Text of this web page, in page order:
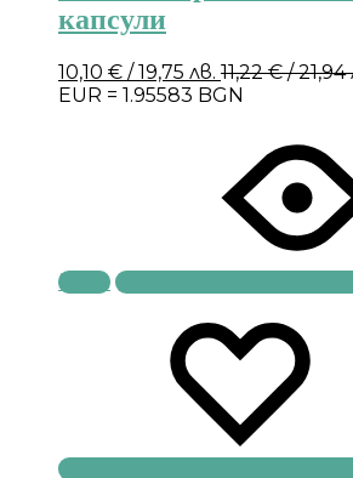
капсули
10,10 € / 19,75 лв. 11,22€/ 21,94
EUR = 1.95583 BGN
Купи